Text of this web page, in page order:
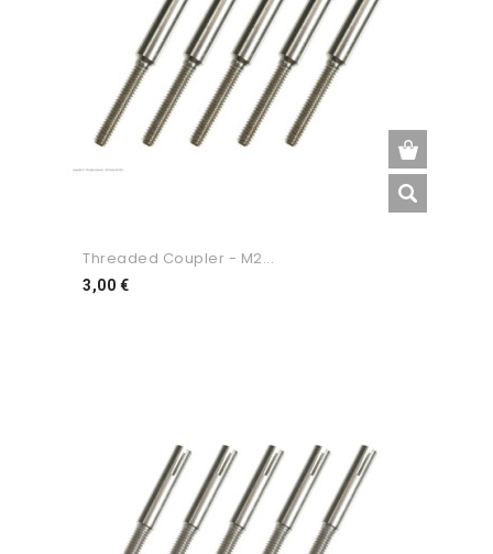
Threaded Coupler - M2...
3,00 €Preço